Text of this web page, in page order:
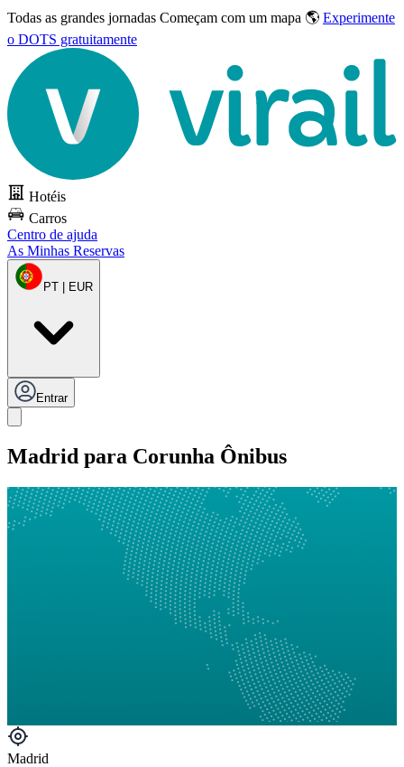
Todas as grandes jornadas Começam com um mapa 🌎 Experimente
o DOTS gratuitamente
Hotéis
Carros
Centro de ajuda
As Minhas Reservas
PT | EUR
Entrar
Madrid para Corunha Ônibus
Madrid